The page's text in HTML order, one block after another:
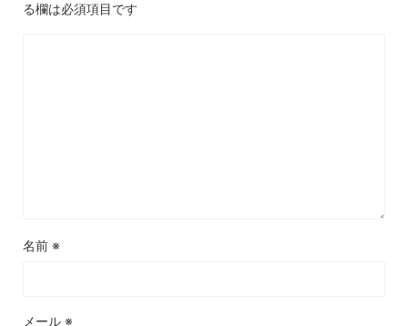
る欄は必須項目です
名前 ※
メール ※